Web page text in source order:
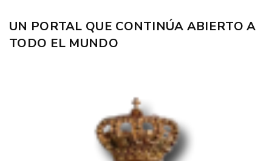
UN PORTAL QUE CONTINÚA ABIERTO A
TODO EL MUNDO